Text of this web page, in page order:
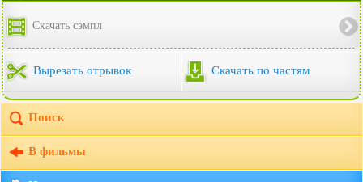
Скачать сэмпл
Вырезать отрывок Скачать по частям
Поиск
В фильмы